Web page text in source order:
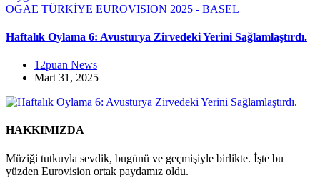
OGAE TÜRKİYE EUROVISION 2025 - BASEL
Haftalık Oylama 6: Avusturya Zirvedeki Yerini Sağlamlaştırdı.
12puan News
Mart 31, 2025
HAKKIMIZDA
Müziği tutkuyla sevdik, bugünü ve geçmişiyle birlikte. İşte bu
yüzden Eurovision ortak paydamız oldu.